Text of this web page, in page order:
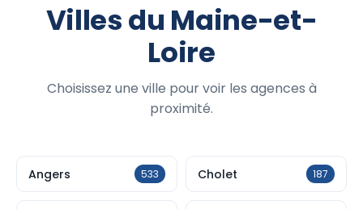
Villes du Maine-et-
Loire
Choisissez une ville pour voir les agences à
proximité.
Angers 533 Cholet 187